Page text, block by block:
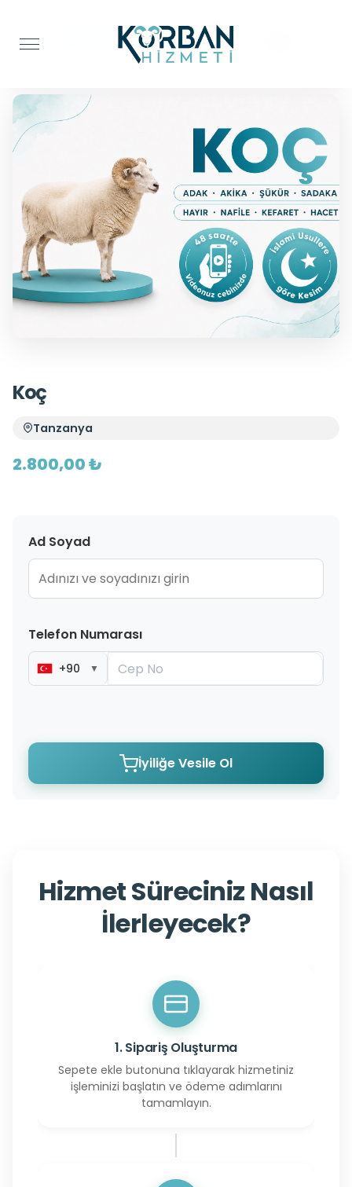
Adak Kurbanı
Koç
Tanzanya
2.800,00 ₺
Ad Soyad
Telefon Numarası
+90 ▼
İyiliğe Vesile Ol
Hizmet Süreciniz Nasıl
İlerleyecek?
1. Sipariş Oluşturma
Sepete ekle butonuna tıklayarak hizmetiniz
işleminizi başlatın ve ödeme adımlarını
tamamlayın.